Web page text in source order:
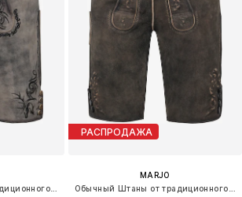
РАСПРОДАЖА
MARJO